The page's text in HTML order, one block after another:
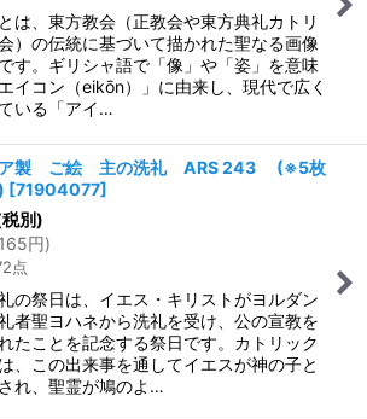
は、東方教会（正教会や東方典礼カトリ
）の伝統に基づいて描かれた聖なる画像
す。ギリシャ語で「像」や「姿」を意味
イコン（eikōn）」に由来し、現代で広く
いる「アイ…
ア製 ご絵 主の洗礼 ARS 243 (※5枚
[71904077]
別)
165円)
点
の祭日は、イエス・キリストがヨルダン
者聖ヨハネから洗礼を受け、公の宣教を
たことを記念する祭日です。カトリック
、この出来事を通してイエスが神の子と
れ、聖霊が鳩のよ…